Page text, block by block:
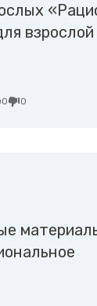
взрослой
0 0